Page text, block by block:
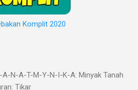
Komplit 2020
A-N-A-T-M-Y-N-I-K-A: Minyak Tanah
Tikar